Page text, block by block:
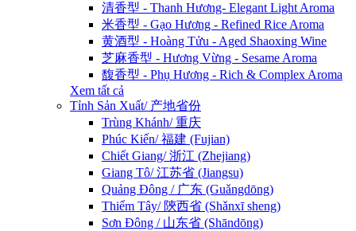
清香型 - Thanh Hương- Elegant Light Aroma
米香型 - Gạo Hương - Refined Rice Aroma
黄酒型 - Hoàng Tửu - Aged Shaoxing Wine
芝麻香型 - Hương Vừng - Sesame Aroma
馥香型 - Phụ Hương - Rich & Complex Aroma
Xem tất cả
Tỉnh Sản Xuất/ 产地省份
Trùng Khánh/ 重庆
Phúc Kiến/ 福建 (Fujian)
Chiết Giang/ 浙江 (Zhejiang)
Giang Tô/ 江苏省 (Jiangsu)
Quảng Đông / 广东 (Guǎngdōng)
Thiểm Tây/ 陝西省 (Shǎnxī sheng)
Sơn Đông / 山东省 (Shāndōng)